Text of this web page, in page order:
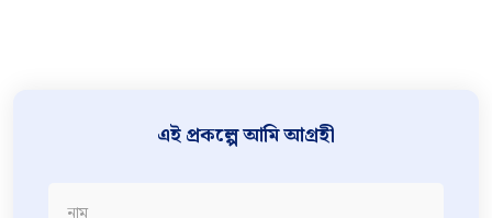
এই প্রকল্পে আমি আগ্রহী